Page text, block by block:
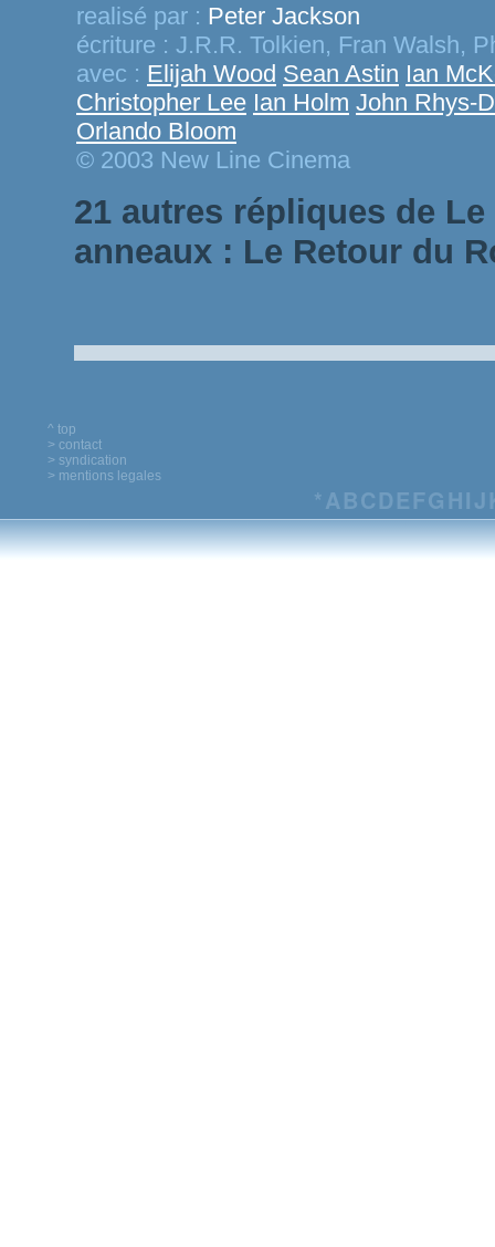
realisé par : Peter Jackson
écriture : J.R.R. Tolkien, Fran Walsh,
avec : Elijah Wood Sean Astin Ian
Christopher Lee Ian Holm John Rhys-
Orlando Bloom
© 2003 New Line Cinema
21 autres répliques de
anneaux : Le Retour du
^ top
> contact
> syndication
> mentions legales
*ABCDEFG HIJ